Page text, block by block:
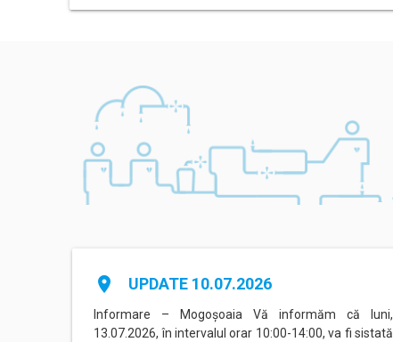
place UPDATE 10.07.2026
Informare – Mogoșoaia Vă informăm că luni,
13.07.2026, în intervalul orar 10:00-14:00, va fi sistată